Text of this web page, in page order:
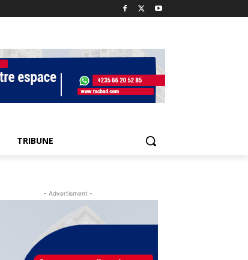
TRIBUNE
- Advertisment -